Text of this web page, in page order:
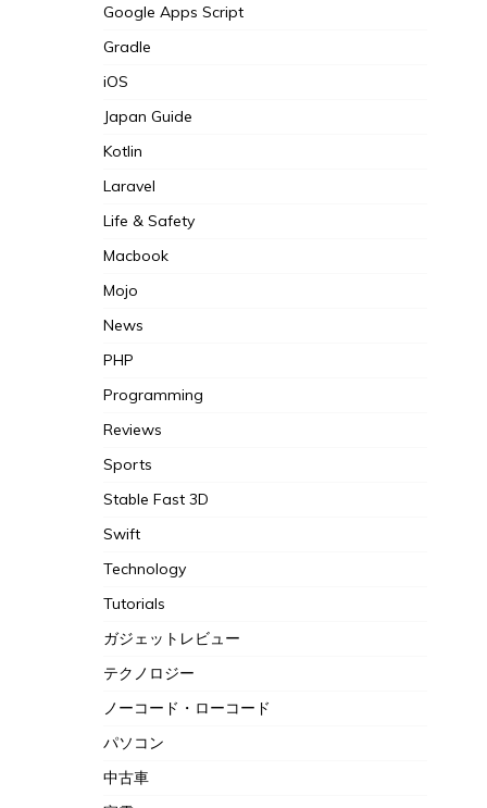
Google Apps Script
Gradle
iOS
Japan Guide
Kotlin
Laravel
Life & Safety
Macbook
Mojo
News
PHP
Programming
Reviews
Sports
Stable Fast 3D
Swift
Technology
Tutorials
ガジェットレビュー
テクノロジー
ノーコード・ローコード
パソコン
中古車